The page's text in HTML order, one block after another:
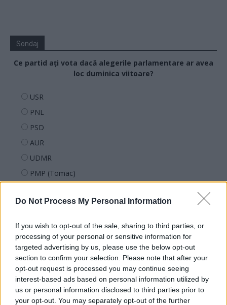
Do Not Process My Personal Information
If you wish to opt-out of the sale, sharing to third parties, or
processing of your personal or sensitive information for
targeted advertising by us, please use the below opt-out
section to confirm your selection. Please note that after your
opt-out request is processed you may continue seeing
interest-based ads based on personal information utilized by
us or personal information disclosed to third parties prior to
your opt-out. You may separately opt-out of the further
Sondaj
Ce partid ați vota dacă alegerile parlamentare ar avea
loc duminica viitoare?
USR
PNL
PSD
AUR
UDMR
PMP (Tomac)
PNȚMM
SENS
SOS (Șoșoacă)
POT (Gavrilă)
PACE (Peia)
Acțiunea Conservatoare (Târziu)